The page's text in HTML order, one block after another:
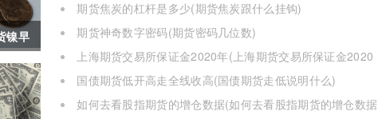
镍早
)
期货焦炭的杠杆是多少(期货焦炭跟什么挂钩)
期货神奇数字密码(期货密码几位数)
上海期货交易所保证金2020年(上海期货交易所保证金2020
年是多少)
国债期货低开高走全线收高(国债期货走低说明什么)
如何去看股指期货的增仓数据(如何去看股指期货的增仓数据